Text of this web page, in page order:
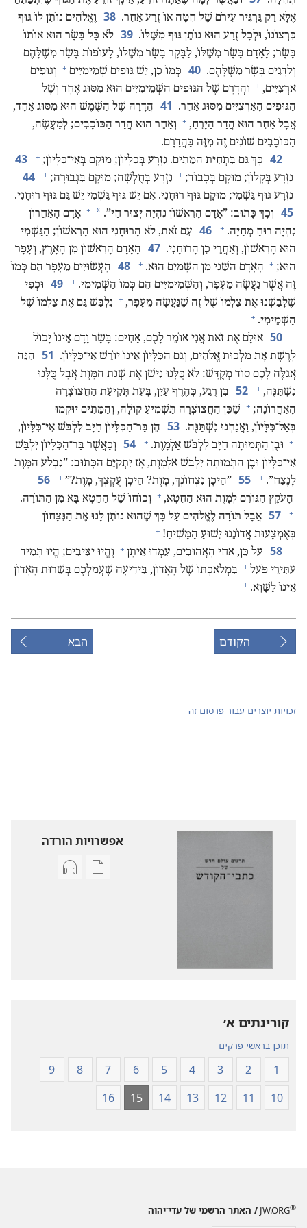
אֶלָּא רַק גַּרְגִּיר עֵירֹם שֶׁל חִטָּה אוֹ זֶרַע אַחֵר.‏ 38 וֶאֱלֹהִים נוֹתֵן לוֹ גּוּף
כִּרְצוֹנוֹ,‏ וּלְכָל זֶרַע הוּא נוֹתֵן גּוּף מִשֶּׁלּוֹ.‏ 39 לֹא כָּל בָּשָׂר הוּא אוֹתוֹ
בָּשָׂר;‏ לָאָדָם בָּשָׂר מִשֶּׁלּוֹ,‏ לַבָּקָר בָּשָׂר מִשֶּׁלּוֹ,‏ לָעוֹפוֹת בָּשָׂר מִשֶּׁלָּהֶם
וְלַדָּגִים בָּשָׂר מִשֶּׁלָּהֶם.‏ 40 כְּמוֹ כֵן,‏ יֵשׁ גּוּפִים שְׁמֵימִיִּים + וְגוּפִים
אַרְצִיִּים,‏ + וַהֲדָרָם שֶׁל הַגּוּפִים הַשְּׁמֵימִיִּים הוּא מִסּוּג אֶחָד וְשֶׁל
הַגּוּפִים הָאַרְצִיִּים מִסּוּג אַחֵר.‏ 41 הֲדָרָהּ שֶׁל הַשֶּׁמֶשׁ הוּא מִסּוּג אֶחָד,‏
אֲבָל אַחֵר הוּא הֲדַר הַיָּרֵחַ,‏ + וְאַחֵר הוּא הֲדַר הַכּוֹכָבִים;‏ לְמַעֲשֶׂה,‏
הַכּוֹכָבִים שׁוֹנִים זֶה מִזֶּה בַּהֲדָרָם.‏
42 כָּךְ גַּם בִּתְחִיַּת הַמֵּתִים.‏ נִזְרָע בְּכִלָּיוֹן;‏ מוּקָם בְּאִי־כִּלָּיוֹן;‏ +
43
נִזְרָע בְּקָלוֹן;‏ מוּקָם בְּכָבוֹד;‏ + נִזְרָע בְּחֻלְשָׁה;‏ מוּקָם בִּגְבוּרָה;‏ +
44
נִזְרָע גּוּף גַּשְׁמִי;‏ מוּקָם גּוּף רוּחָנִי.‏ אִם יֵשׁ גּוּף גַּשְׁמִי יֵשׁ גַּם גּוּף רוּחָנִי.‏
45 וְכָךְ כָּתוּב:‏ ”‏אָדָם הָרִאשׁוֹן נִהְיָה יְצוּר חַי”‏.‏ *
+ אָדָם הָאַחֲרוֹן
נִהְיָה רוּחַ מְחַיָּה.‏ +
46 עִם זֹאת,‏ לֹא הָרוּחָנִי הוּא הָרִאשׁוֹן;‏ הַגַּשְׁמִי
הוּא הָרִאשׁוֹן,‏ וְאַחֲרֵי כֵן הָרוּחָנִי.‏ 47 הָאָדָם הָרִאשׁוֹן מִן הָאָרֶץ,‏ וְעָפָר
הוּא;‏ + הָאָדָם הַשֵּׁנִי מִן הַשָּׁמַיִם הוּא.‏ +
48 הָעֲשׂוּיִים מֵעָפָר הֵם כְּמוֹ
זֶה אֲשֶׁר נַעֲשָׂה מֵעָפָר,‏ וְהַשְּׁמֵימִיִּים הֵם כְּמוֹ הַשְּׁמֵימִי.‏ +
49 וּכְפִי
שֶׁלָּבַשְׁנוּ אֶת צַלְמוֹ שֶׁל זֶה שֶׁנַּעֲשָׂה מֵעָפָר,‏ + נִלְבַּשׁ גַּם אֶת צַלְמוֹ שֶׁל
הַשְּׁמֵימִי.‏ +
50 אוּלָם אֶת זֹאת אֲנִי אוֹמֵר לָכֶם,‏ אַחִים:‏ בָּשָׂר וָדָם אֵינוֹ יָכוֹל
לָרֶשֶׁת אֶת מַלְכוּת אֱלֹהִים,‏ וְגַם הַכִּלָּיוֹן אֵינוֹ יוֹרֵשׁ אִי־כִּלָּיוֹן.‏ 51 הִנֵּה
אֲגַלֶּה לָכֶם סוֹד מְקֻדָּשׁ:‏ לֹא כֻּלָּנוּ נִישַׁן אֶת שְׁנַת הַמָּוֶת אֲבָל כֻּלָּנוּ
נִשְׁתַּנֶּה,‏ +
52 בִּן רֶגַע,‏ כְּהֶרֶף עַיִן,‏ בְּעֵת תְּקִיעַת הַחֲצוֹצְרָה
הָאַחֲרוֹנָה;‏ + שֶׁכֵּן הַחֲצוֹצְרָה תַּשְׁמִיעַ קוֹלָהּ,‏ וְהַמֵּתִים יוּקְמוּ
בְּאַל־כִּלָּיוֹן,‏ וַאֲנַחְנוּ נִשְׁתַּנֶּה.‏ 53 הֵן בַּר־הַכִּלָּיוֹן חַיָּב לִלְבֹּשׁ אִי־כִּלָּיוֹן,‏
+ וּבֶן הַתְּמוּתָה חַיָּב לִלְבֹּשׁ אַלְמָוֶת.‏ +
54 וְכַאֲשֶׁר בַּר־הַכִּלָּיוֹן יִלְבַּשׁ
אִי־כִּלָּיוֹן וּבֶן הַתְּמוּתָה יִלְבַּשׁ אַלְמָוֶת,‏ אָז יִתְקַיֵּם הַכָּתוּב:‏ ”‏נִבְלַע הַמָּוֶת
לָנֶצַח”‏.‏ +
55 ‏”‏הֵיכָן נִצְחוֹנְךָ,‏ מָוֶת?‏ הֵיכָן עֻקְצְךָ,‏ מָוֶת?‏”‏ +
56
הָעֹקֶץ הַגּוֹרֵם לְמָוֶת הוּא הַחֵטְא,‏ + וְכוֹחוֹ שֶׁל הַחֵטְא בָּא מִן הַתּוֹרָה.‏
+
57 אֲבָל תּוֹדָה לֶאֱלֹהִים עַל כָּךְ שֶׁהוּא נוֹתֵן לָנוּ אֶת הַנִּצָּחוֹן
בְּאֶמְצָעוּת אֲדוֹנֵנוּ יֵשׁוּעַ הַמָּשִׁיחַ!‏ +
58 עַל כֵּן,‏ אַחַי הָאֲהוּבִים,‏ עִמְדוּ אֵיתָן + וֶהֱיוּ יַצִּיבִים;‏ הֱיוּ תָּמִיד
עַתִּירֵי פֹּעַל + בִּמְלַאכְתּוֹ שֶׁל הָאָדוֹן,‏ בִּידִיעָה שֶׁעֲמַלְכֶם בְּשֵׁרוּת הָאָדוֹן
אֵינוֹ לַשָּׁוְא.‏ +
הקודם הבא
זכויות יוצרים עבור פרסום זה
אפשרויות הורדה
אפשרויותאפשרויות
קורינתים א׳‏
תוכן בראשי פרקים
1
2
3
4
5
6
7
8
9
10
11
12
13
14
15
16
JW.ORG® / האתר הרשמי של עדי־יהוה